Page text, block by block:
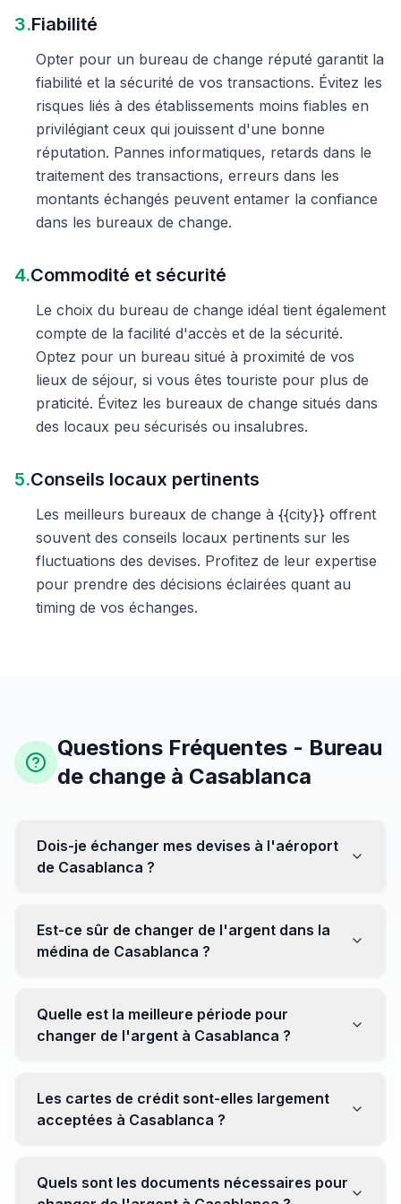
3.Fiabilité
Opter pour un bureau de change réputé garantit la
fiabilité et la sécurité de vos transactions. Évitez les
risques liés à des établissements moins fiables en
privilégiant ceux qui jouissent d'une bonne
réputation. Pannes informatiques, retards dans le
traitement des transactions, erreurs dans les
montants échangés peuvent entamer la confiance
dans les bureaux de change.
4.Commodité et sécurité
Le choix du bureau de change idéal tient également
compte de la facilité d'accès et de la sécurité.
Optez pour un bureau situé à proximité de vos
lieux de séjour, si vous êtes touriste pour plus de
praticité. Évitez les bureaux de change situés dans
des locaux peu sécurisés ou insalubres.
5.Conseils locaux pertinents
Les meilleurs bureaux de change à {{city}} offrent
souvent des conseils locaux pertinents sur les
fluctuations des devises. Profitez de leur expertise
pour prendre des décisions éclairées quant au
timing de vos échanges.
Questions Fréquentes - Bureau
de change à Casablanca
Dois-je échanger mes devises à l'aéroport
de Casablanca ?
être moins avantageux. Orientez-vous plutôt vers les
bureaux de change en ville pour obtenir de meilleurs
Est-ce sûr de changer de l'argent dans la
médina de Casablanca ?
établissements réputés pour éviter les surprises.
Quelle est la meilleure période pour
changer de l'argent à Casablanca ?
soyez attentif aux fluctuations pour maximiser la valeur
de vos devises.
Les cartes de crédit sont-elles largement
acceptées à Casablanca ?
Cependant, avoir un peu de monnaie locale peut être
Quels sont les documents nécessaires pour